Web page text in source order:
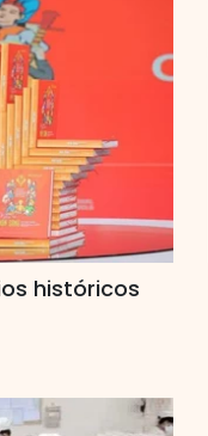
históricos